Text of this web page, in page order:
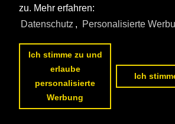
zu. Mehr erfahren:
Datenschutz , Personalisierte
Ich stimme zu und
erlaube
personalisierte
Werbung
Ich